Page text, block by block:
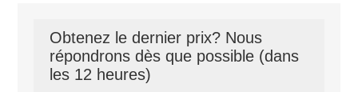
Obtenez le dernier prix? Nous
répondrons dès que possible (dans
les 12 heures)